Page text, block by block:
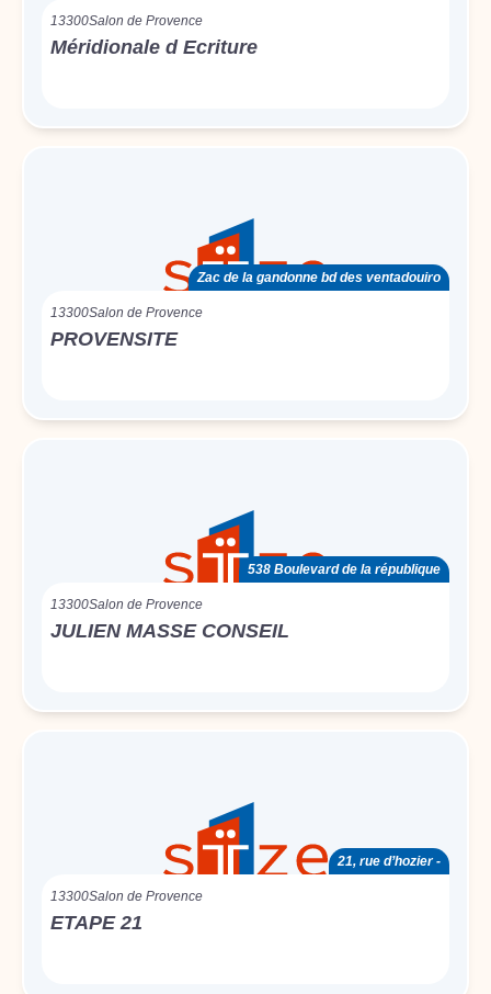
13300Salon de Provence
Méridionale d Ecriture
Zac de la gandonne bd des ventadouiro
13300Salon de Provence
PROVENSITE
538 Boulevard de la république
13300Salon de Provence
JULIEN MASSE CONSEIL
21, rue d’hozier -
13300Salon de Provence
ETAPE 21